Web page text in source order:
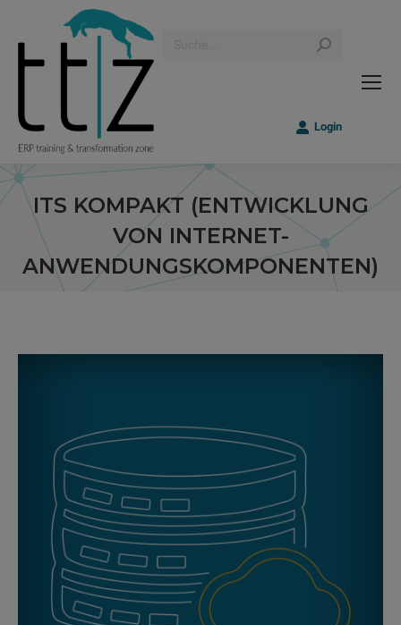
Login
ITS KOMPAKT (ENTWICKLUNG
VON INTERNET-
ANWENDUNGSKOMPONENTEN)
Sie befinden sich hier: